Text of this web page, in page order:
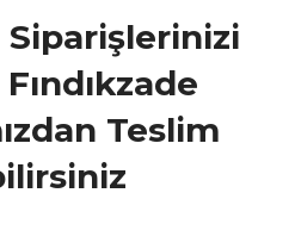
Siparişlerinizi
Teslim